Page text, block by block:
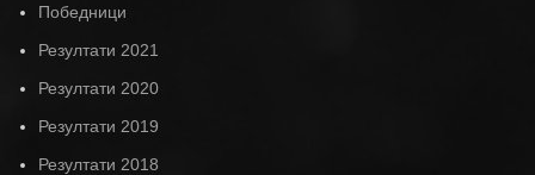
Победници
Резултати 2021
Резултати 2020
Резултати 2019
Резултати 2018